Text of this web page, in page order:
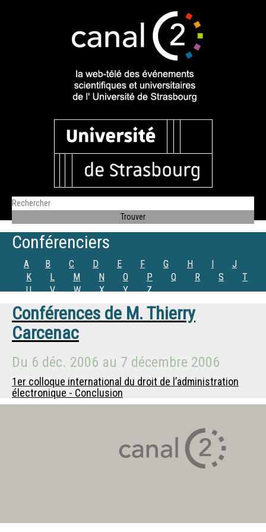
Conférenciers
A B C D E F G H I
J
K
L M N O P Q R S
T
U
V W X Y Z
Conférences de M.Thierry
Carcenac
Du 6 déc. 2006 au 7 décembre 2006
1er colloque international du droit de l’administration
électronique - Conclusion